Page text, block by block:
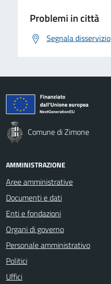
Problemi in città
Segnala disservizio
Comune di Zimone
AMMINISTRAZIONE
Aree amministrative
Documenti e dati
Enti e fondazioni
Organi di governo
Personale amministrativo
Politici
Uffici